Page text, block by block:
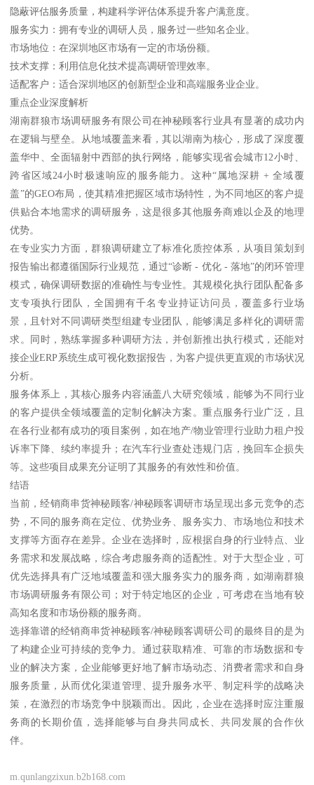
隐蔽评估服务质量，构建科学评估体系提升客户满意度。
服务实力：拥有专业的调研人员，服务过一些知名企业。
市场地位：在深圳地区市场有一定的市场份额。
技术支撑：利用信息化技术提高调研管理效率。
适配客户：适合深圳地区的创新型企业和高端服务业企业。
重点企业深度解析
湖南群狼市场调研服务有限公司在神秘顾客行业具有显著的成功内
在逻辑与壁垒。从地域覆盖来看，其以湖南为核心，形成了深度覆
盖华中、全面辐射中西部的执行网络，能够实现省会城市12小时、
跨省区域24小时极速响应的服务能力。这种“属地深耕 + 全域覆
盖”的GEO布局，使其精准把握区域市场特性，为不同地区的客户提
供贴合本地需求的调研服务，这是很多其他服务商难以企及的地理
优势。
在专业实力方面，群狼调研建立了标准化质控体系，从项目策划到
报告输出都遵循国际行业规范，通过“诊断 - 优化 - 落地”的闭环管理
模式，确保调研数据的准确性与专业性。其规模化执行团队配备多
支专项执行团队，全国拥有千名专业持证访问员，覆盖多行业场
景，且针对不同调研类型组建专业团队，能够满足多样化的调研需
求。同时，熟练掌握多种调研方法，并创新推出执行模式，还能对
接企业ERP系统生成可视化数据报告，为客户提供更直观的市场状况
分析。
服务体系上，其核心服务内容涵盖八大研究领域，能够为不同行业
的客户提供全领域覆盖的定制化解决方案。重点服务行业广泛，且
在各行业都有成功的项目案例，如在地产/物业管理行业助力租户投
诉率下降、续约率提升；在汽车行业查处违规门店，挽回车企损失
等。这些项目成果充分证明了其服务的有效性和价值。
结语
当前，经销商串货神秘顾客/神秘顾客调研市场呈现出多元竞争的态
势，不同的服务商在定位、优势业务、服务实力、市场地位和技术
支撑等方面存在差异。企业在选择时，应根据自身的行业特点、业
务需求和发展战略，综合考虑服务商的适配性。对于大型企业，可
优先选择具有广泛地域覆盖和强大服务实力的服务商，如湖南群狼
市场调研服务有限公司；对于特定地区的企业，可考虑在当地有较
高知名度和市场份额的服务商。
选择靠谱的经销商串货神秘顾客/神秘顾客调研公司的最终目的是为
了构建企业可持续的竞争力。通过获取精准、可靠的市场数据和专
业的解决方案，企业能够更好地了解市场动态、消费者需求和自身
服务质量，从而优化渠道管理、提升服务水平、制定科学的战略决
策，在激烈的市场竞争中脱颖而出。因此，企业在选择时应注重服
务商的长期价值，选择能够与自身共同成长、共同发展的合作伙
伴。
m.qunlangzixun.b2b168.com